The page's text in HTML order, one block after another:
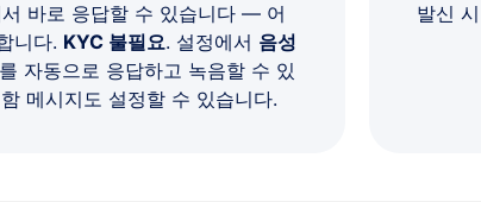
바로 응답할 수 있습니다 — 어
니다. KYC 불필요. 설정에서 음성
자동으로 응답하고 녹음할 수 있
메시지도 설정할 수 있습니다.
발신